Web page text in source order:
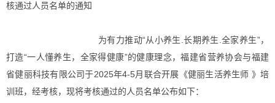
核通过人员名单的通知
为有力推动“从小养生.长期养生.全家养生”，
打造“一人懂养生，全家得健康”的健康理念，福建省营养协会与福建
省健丽科技有限公司于2025年4-5月联合开展《健丽生活养生师 》培
训班，经考核，现将考核通过的人员名单公布如下：